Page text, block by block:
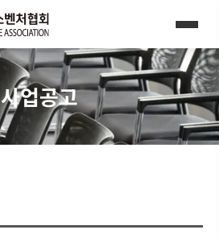
사업공고